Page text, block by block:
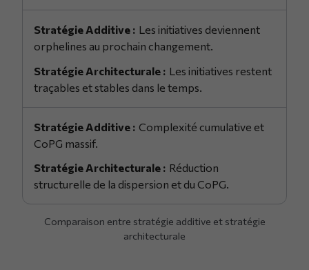
Comparaison entre stratégie additive et stratégie
architecturale
Les initiatives deviennent
orphelines au prochain changement.
Les initiatives restent
traçables et stables dans le temps.
Complexité cumulative et
CoPG massif.
Réduction
structurelle de la dispersion et du CoPG.